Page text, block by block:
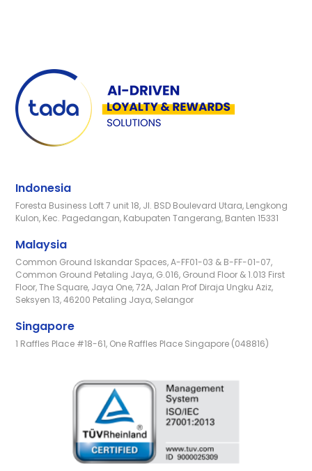
Indonesia
Foresta Business Loft 7 unit 18, Jl. BSD Boulevard Utara, Lengkong
Kulon, Kec. Pagedangan, Kabupaten Tangerang, Banten 15331
Malaysia
Common Ground Iskandar Spaces, A-FF01-03 & B-FF-01-07,
Common Ground Petaling Jaya, G.016, Ground Floor & 1.013 First
Floor, The Square, Jaya One, 72A, Jalan Prof Diraja Ungku Aziz,
Seksyen 13, 46200 Petaling Jaya, Selangor
Singapore
1 Raffles Place #18-61, One Raffles Place Singapore (048816)